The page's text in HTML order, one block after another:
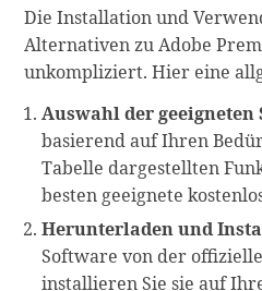
Die Installation und
Alternativen zu Adobe
unkompliziert. Hier eine
Auswahl der geeigneten
basierend auf Ihren
Tabelle dargestellten
besten geeignete
Herunterladen und
Software von der
installieren Sie sie auf